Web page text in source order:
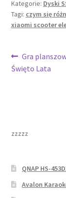
Kategorie: Dyski
Tagi: czym się
xiaomi scooter
wpisu
Poprzedni
wpis:
Gra
Święto Lata
zzzzz
QNAP HS-
Avalon